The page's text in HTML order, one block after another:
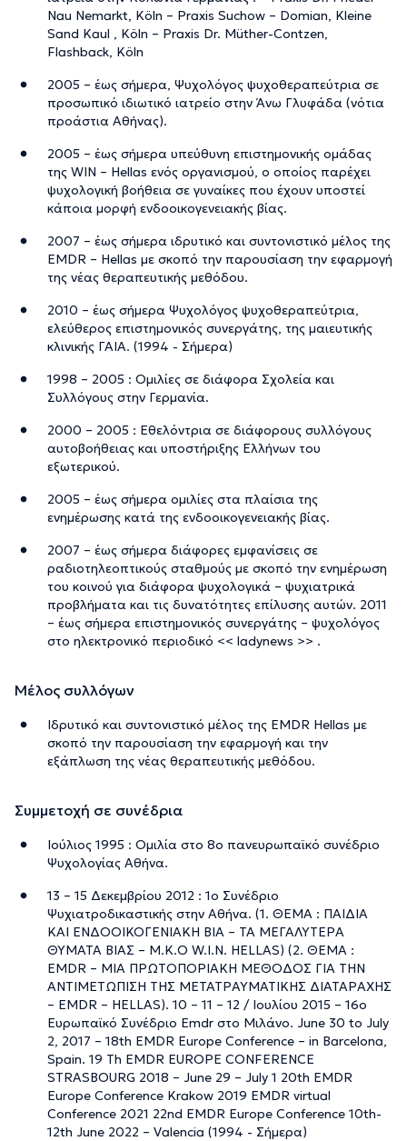
Nau Nemarkt, Köln​ – Praxis Suchow – Domian, Kleine
Sand Kaul , Köln – Praxis Dr. Müther-Contzen,
Flashback, Köln
2005 – έως σήμερα, Ψυχολόγος ψυχοθεραπεύτρια σε
προσωπικό ιδιωτικό ιατρείο στην Άνω Γλυφάδα (νότια
προάστια Αθήνας).
2005 – έως σήμερα υπεύθυνη επιστημονικής ομάδας
της WIN – Hellas ενός οργανισμού, ο οποίος παρέχει
ψυχολογική βοήθεια σε γυναίκες που έχουν υποστεί
κάποια μορφή ενδοοικογενειακής βίας.
2007 – έως σήμερα ιδρυτικό και συντονιστικό μέλος της
EMDR – Hellas με σκοπό την παρουσίαση την εφαρμογή
της νέας θεραπευτικής μεθόδου.
2010 – έως σήμερα Ψυχολόγος ψυχοθεραπεύτρια,
ελεύθερος επιστημονικός συνεργάτης, της μαιευτικής
κλινικής ΓΑΙΑ. (1994 - Σήμερα)
1998 – 2005 : Ομιλίες σε διάφορα Σχολεία και
Συλλόγους στην Γερμανία.
2000 – 2005 : Εθελόντρια σε διάφορους συλλόγους
αυτοβοήθειας και υποστήριξης Ελλήνων του
εξωτερικού.
2005 – έως σήμερα ομιλίες στα πλαίσια της
ενημέρωσης κατά της ενδοοικογενειακής βίας.
2007 – έως σήμερα διάφορες εμφανίσεις σε
ραδιοτηλεοπτικούς σταθμούς με σκοπό την ενημέρωση
του κοινού για διάφορα ψυχολογικά – ψυχιατρικά
προβλήματα και τις δυνατότητες επίλυσης αυτών. 2011
– έως σήμερα επιστημονικός συνεργάτης – ψυχολόγος
στο ηλεκτρονικό περιοδικό << ladynews >> .
Μέλος συλλόγων
Ιδρυτικό και συντονιστικό μέλος της EMDR Hellas με
σκοπό την παρουσίαση την εφαρμογή και την
εξάπλωση της νέας θεραπευτικής μεθόδου.
Συμμετοχή σε συνέδρια
Ιούλιος 1995 : Ομιλία στο 8o πανευρωπαϊκό συνέδριο
Ψυχολογίας Αθήνα.
13 – 15 Δεκεμβρίου 2012 : 1o Συνέδριο
Ψυχιατροδικαστικής στην Αθήνα. (1. ΘΕΜΑ : ΠΑΙΔΙΑ
ΚΑΙ ΕΝΔΟΟΙΚΟΓΕΝΙΑΚΗ ΒΙΑ – ΤΑ ΜΕΓΑΛΥΤΕΡΑ
ΘΥΜΑΤΑ ΒΙΑΣ – Μ.Κ.Ο W.I.N. HELLAS) (2. ΘΕΜΑ :
EMDR – ΜΙΑ ΠΡΩΤΟΠΟΡΙΑΚΗ ΜΕΘΟΔΟΣ ΓΙΑ ΤΗΝ
ΑΝΤΙΜΕΤΩΠΙΣΗ ΤΗΣ ΜΕΤΑΤΡΑΥΜΑΤΙΚΗΣ ΔΙΑΤΑΡΑΧΗΣ
– EMDR – HELLAS). 10 – 11 – 12 / Ιουλίου 2015 – 16ο
Ευρωπαϊκό Συνέδριο Emdr στο Μιλάνο. June 30 to July
2, 2017 – 18th EMDR Europe Conference – in Barcelona,
Spain. 19 Th EMDR EUROPE CONFERENCE
STRASBOURG 2018 – June 29 – July 1 20th EMDR
Europe Conference Krakow 2019 EMDR virtual
Conference 2021 22nd EMDR Europe Conference 10th-
12th June 2022 – Valencia (1994 - Σήμερα)